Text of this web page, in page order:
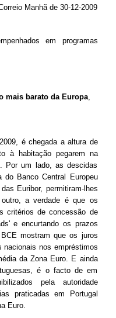
Manhã de 30-12-2009
em programas
mais barato da Europa,
é chegada a altura de
à habitação pegarem na
Por um lado, as descidas
Banco Central Europeu
Euribor, permitiram-lhes
a verdade é que os
critérios de concessão de
e encurtando os prazos
mostram que os juros
nacionais nos empréstimos
da Zona Euro. E ainda
é o facto de em
pela autoridade
praticadas em Portugal
Euro.